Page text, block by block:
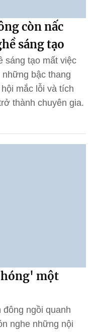
còn nấc
sáng tạo
sáng tạo mất việc
bậc thang
mắc lỗi và tích
thành chuyên gia.
một
ngồi quanh
nghe những nội